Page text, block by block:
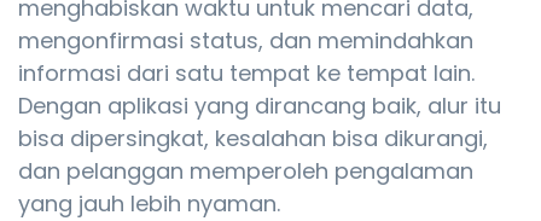
menghabiskan waktu untuk mencari data,
mengonfirmasi status, dan memindahkan
informasi dari satu tempat ke tempat lain.
Dengan aplikasi yang dirancang baik, alur itu
bisa dipersingkat, kesalahan bisa dikurangi,
dan pelanggan memperoleh pengalaman
yang jauh lebih nyaman.